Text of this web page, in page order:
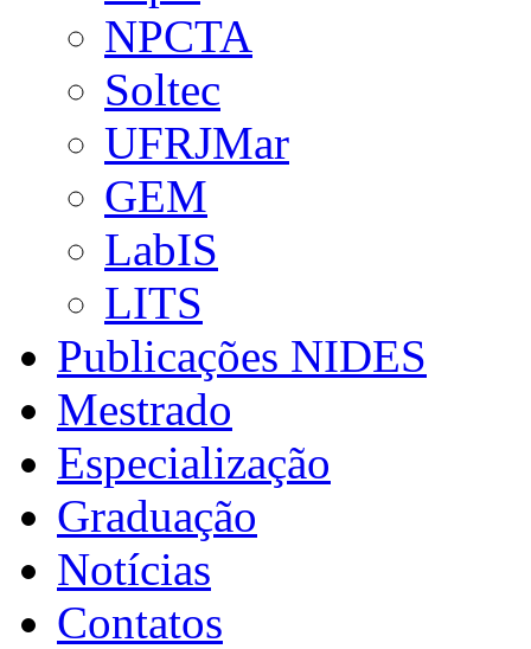
NPCTA
Soltec
UFRJMar
GEM
LabIS
LITS
Publicações NIDES
Mestrado
Especialização
Graduação
Notícias
Contatos